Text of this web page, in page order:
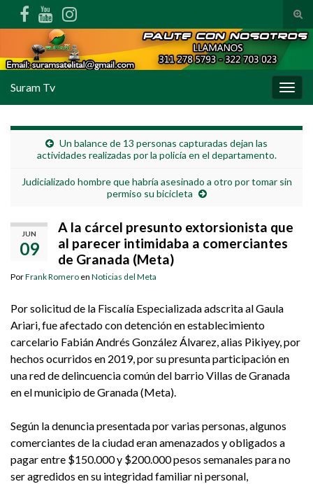
Suram Tv
Un balance de 13 personas capturadas dejan las
actividades realizadas por la policía en el departamento.
Judicializado hombre que habría asesinado a otro por tomar sin
permiso su bicicleta
JUN
09
A la cárcel presunto extorsionista que
al parecer intimidaba a comerciantes
de Granada (Meta)
PorFrank Romero en Noticias del Meta
Por solicitud de la Fiscalía Especializada adscrita al Gaula
Ariari, fue afectado con detención en establecimiento
carcelario Fabián Andrés González Álvarez, alias Pikiyey, por
hechos ocurridos en 2019, por su presunta participación en
una red de delincuencia común del barrio Villas de Granada
en el municipio de Granada (Meta).
Según la denuncia presentada por varias personas, algunos
comerciantes de la ciudad eran amenazados y obligados a
pagar entre $150.000 y $200.000 pesos semanales para no
ser agredidos en su integridad familiar ni personal,